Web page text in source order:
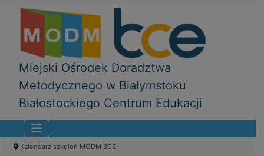
Miejski Ośrodek Doradztwa
Metodycznego w Białymstoku
Białostockiego Centrum Edukacji
Kalendarz szkoleń MODM BCE